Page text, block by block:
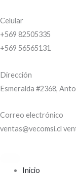
al
contenido
Celular
+569 82505335
+569 56565131
Dirección
Esmeralda #2368,
Correo electrónico
ventas@vecomsi.cl
Inicio